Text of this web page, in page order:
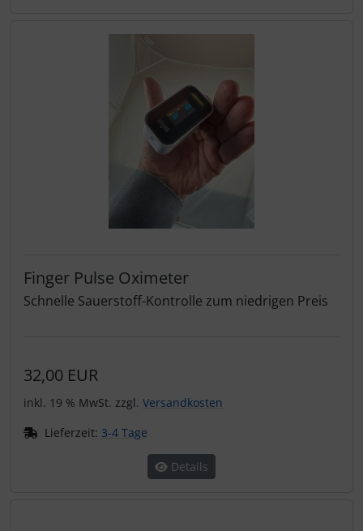
Finger Pulse Oximeter
Schnelle Sauerstoff-Kontrolle zum niedrigen Preis
32,00 EUR
inkl. 19 % MwSt. zzgl. Versandkosten
Lieferzeit: 3-4 Tage
Details